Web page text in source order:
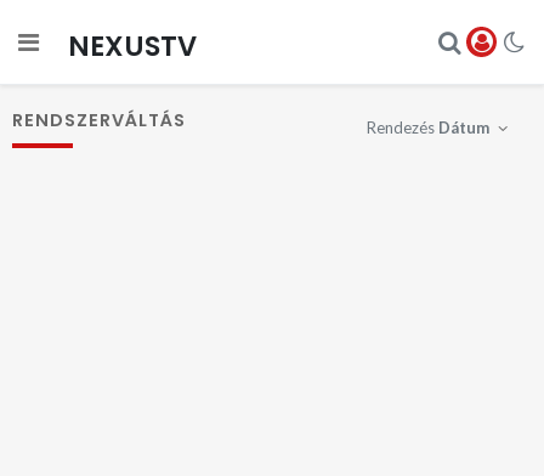
NEXUSTV
RENDSZERVÁLTÁS Rendezés Dátum